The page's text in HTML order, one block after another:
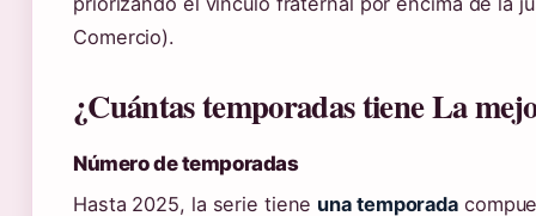
Comercio).
¿Cuántas temporadas tiene La
Número de temporadas
Hasta 2025, la serie tiene una temporada